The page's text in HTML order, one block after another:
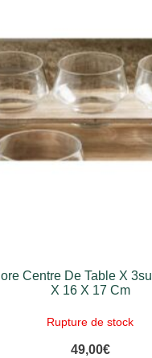
Centre De Table X
X 16 X 17 Cm
Rupture de stock
49,00€